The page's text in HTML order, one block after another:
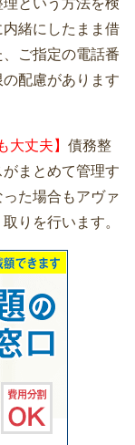
緒にしたまま借
ご指定の電話番
配慮があります
大丈夫】 債務整
まとめて管理す
た場合もアヴァ
りを行います。